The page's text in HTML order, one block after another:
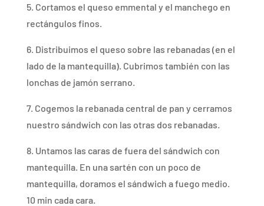
5. Cortamos el queso emmental y el manchego en
rectángulos finos.
6. Distribuimos el queso sobre las rebanadas (en el
lado de la mantequilla). Cubrimos también con las
lonchas de jamón serrano.
7. Cogemos la rebanada central de pan y cerramos
nuestro sándwich con las otras dos rebanadas.
8. Untamos las caras de fuera del sándwich con
mantequilla. En una sartén con un poco de
mantequilla, doramos el sándwich a fuego medio.
10 min cada cara.